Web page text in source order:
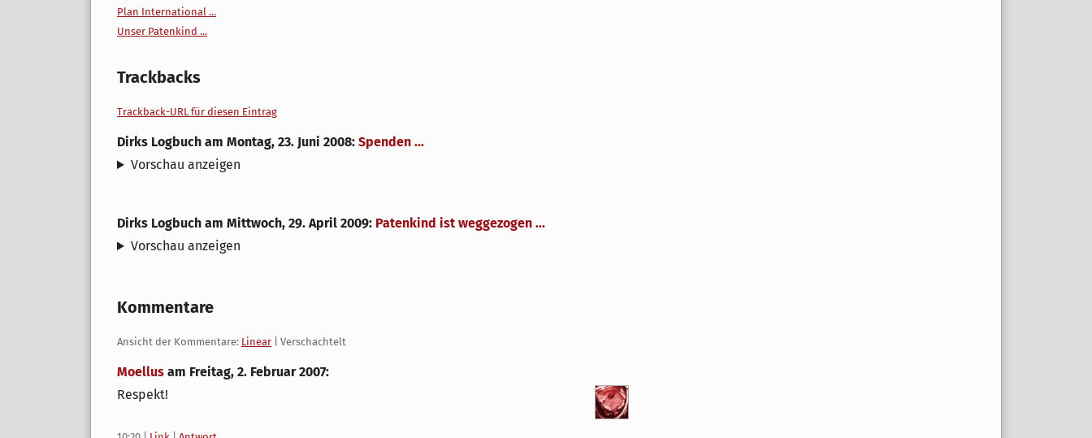
Plan International ...
Unser Patenkind ...
Trackbacks
Trackback-URL für diesen Eintrag
Dirks Logbuch am Montag, 23. Juni 2008: Spenden ...
Vorschau anzeigen
Dirks Logbuch am Mittwoch, 29. April 2009: Patenkind ist weggezogen ...
Vorschau anzeigen
Kommentare
Ansicht der Kommentare: Linear | Verschachtelt
Moellus am Freitag, 2. Februar 2007:
Respekt!